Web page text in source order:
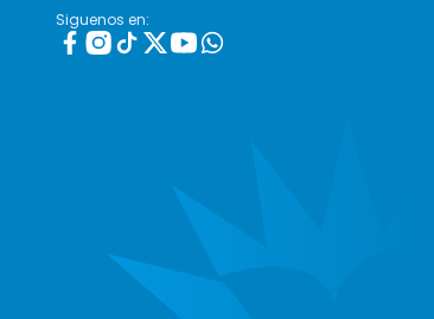
Siguenos en: